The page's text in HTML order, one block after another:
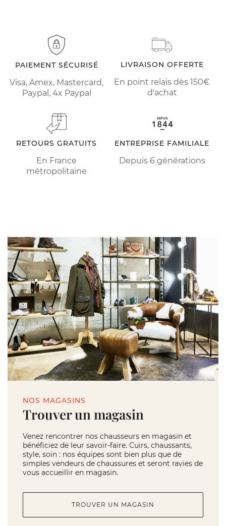
PAIEMENT SÉCURISÉ
Visa, Amex, Mastercard,
Paypal, 4x Paypal
LIVRAISON OFFERTE
En point relais dès 150€
d'achat
RETOURS GRATUITS
En France
métropolitaine
ENTREPRISE FAMILIALE
Depuis 6 générations
NOS MAGASINS
Trouver un magasin
Venez rencontrer nos chausseurs en magasin et
bénéficiez de leur savoir-faire. Cuirs, chaussants,
style, soin : nos équipes sont bien plus que de
simples vendeurs de chaussures et seront ravies de
vous accueillir en magasin.
TROUVER UN MAGASIN